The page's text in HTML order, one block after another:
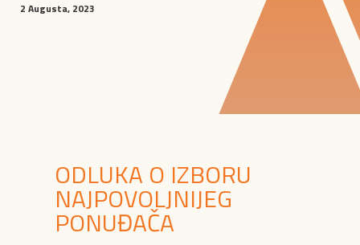
2 Augusta, 2023
ODLUKA O IZBORU
NAJPOVOLJNIJEG
PONUĐAČA